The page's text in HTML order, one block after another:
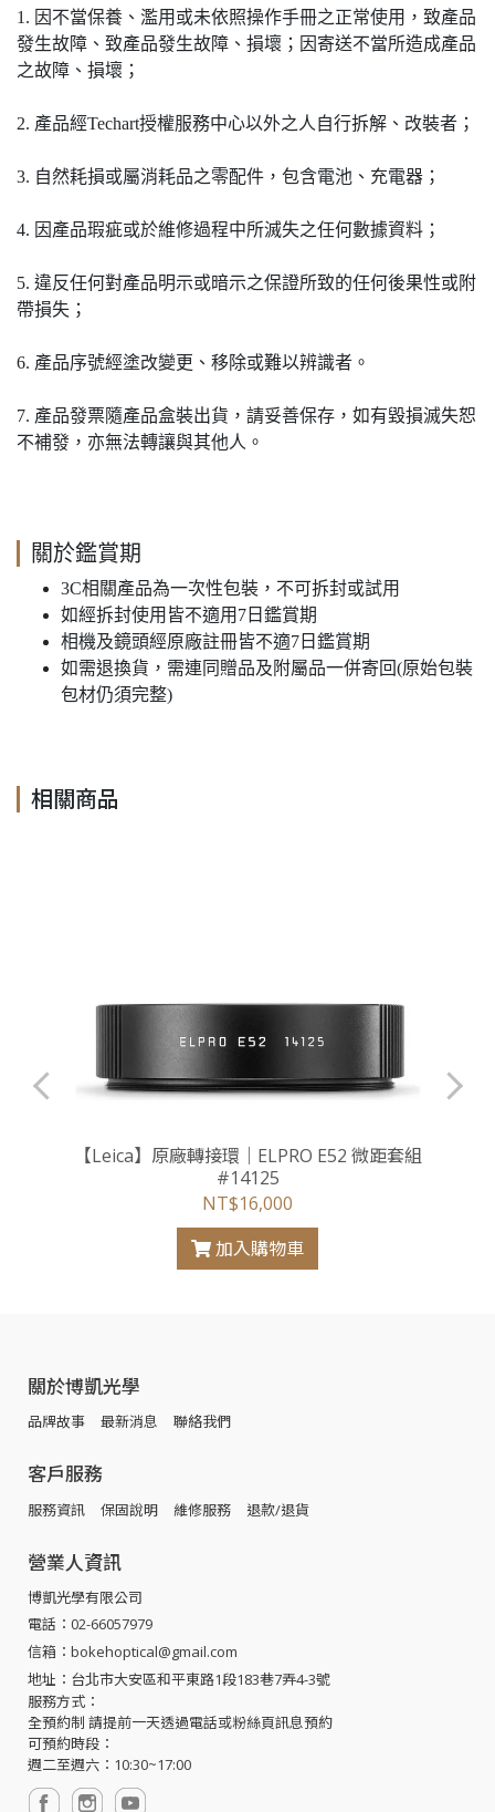
1. 因不當保養、濫用或未依照操作手冊之正常使用，致產品
發生故障、致產品發生故障、損壞；因寄送不當所造成產品
之故障、損壞；
2. 產品經Techart授權服務中心以外之人自行拆解、改裝者；
3. 自然耗損或屬消耗品之零配件，包含電池、充電器；
4. 因產品瑕疵或於維修過程中所滅失之任何數據資料；
5. 違反任何對產品明示或暗示之保證所致的任何後果性或附
帶損失；
6. 產品序號經塗改變更、移除或難以辨識者。
7. 產品發票隨產品盒裝出貨，請妥善保存，如有毀損滅失恕
不補發，亦無法轉讓與其他人。
關於鑑賞期
3C相關產品為一次性包裝，不可拆封或試用
如經拆封使用皆不適用7日鑑賞期
相機及鏡頭經原廠註冊皆不適7日鑑賞期
如需退換貨，需連同贈品及附屬品一併寄回(原始包裝
包材仍須完整)
相關商品
【Leica】原廠轉接環｜ELPRO E52 微距套組
#14125
NT$16,000
加入購物車
關於博凱光學
品牌故事 最新消息 聯絡我們
客戶服務
服務資訊 保固說明 維修服務 退款/退貨
營業人資訊
博凱光學有限公司
電話：02-66057979
信箱：bokehoptical@gmail.com
地址：台北市大安區和平東路1段183巷7弄4-3號
服務方式：
全預約制 請提前一天透過電話或粉絲頁訊息預約
可預約時段：
週二至週六：10:30~17:00